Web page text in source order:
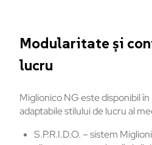
Modularitate și
lucru
Miglionico NG este disponibil
adaptabile stilului de lucru al
S.P.R.I.D.O. – sistem